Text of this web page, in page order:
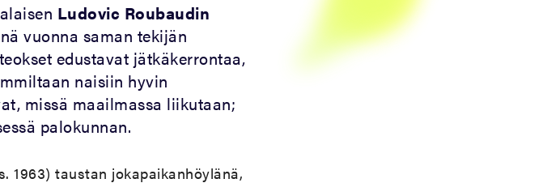
Ludovic Roubaudin
vuonna saman tekijän
edustavat jätkäkerrontaa,
naisiin hyvin
missä maailmassa liikutaan;
palokunnan.
1963) taustan jokapaikanhöylänä,